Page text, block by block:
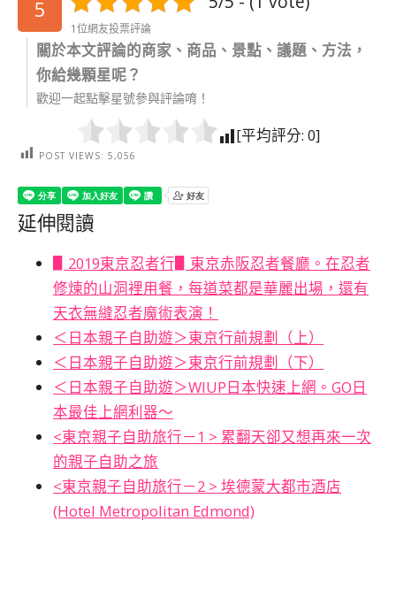
5
1位網友投票評論
關於本文評論的商家、商品、景點、議題、方法，
你給幾顆星呢？
歡迎一起點擊星號參與評論唷！
[平均評分: 0]
POST VIEWS: 5,056
延伸閱讀
▋2019東京忍者行▋東京赤阪忍者餐廳。在忍者
修煉的山洞裡用餐，每道菜都是華麗出場，還有
天衣無縫忍者魔術表演！
＜日本親子自助遊＞東京行前規劃（上）
＜日本親子自助遊＞東京行前規劃（下）
＜日本親子自助遊＞WIUP日本快速上網。GO日
本最佳上網利器～
<東京親子自助旅行－1 > 累翻天卻又想再來一次
的親子自助之旅
<東京親子自助旅行－2 > 埃德蒙大都市酒店
(Hotel Metropolitan Edmond)